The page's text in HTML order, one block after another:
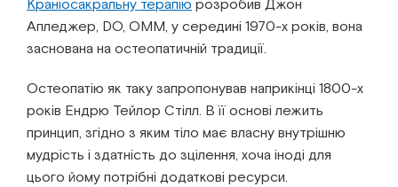
Краніосакральну терапію розробив Джон
Апледжер, DО, ОММ, у середині 1970-х років, вона
заснована на остеопатичній традиції.
Остеопатію як таку запропонував наприкінці 1800-х
років Ендрю Тейлор Стілл. В її основі лежить
принцип, згідно з яким тіло має власну внутрішню
мудрість і здатність до зцілення, хоча іноді для
цього йому потрібні додаткові ресурси.